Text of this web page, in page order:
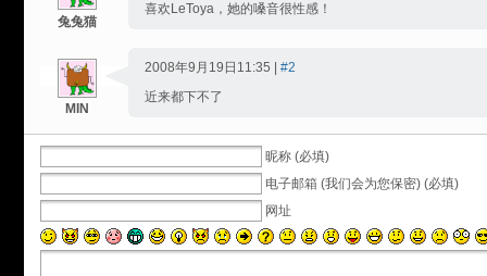
兔兔猫
喜欢LeToya，她的嗓音很性感！
MIN
2008年9月19日11:35 | #2
近来都下不了
昵称 (必填)
电子邮箱 (我们会为您保密) (必填)
网址